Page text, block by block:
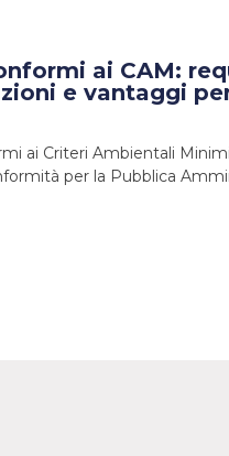
ai CAM:
e vantaggi
ai Criteri Ambientali
per la Pubblica